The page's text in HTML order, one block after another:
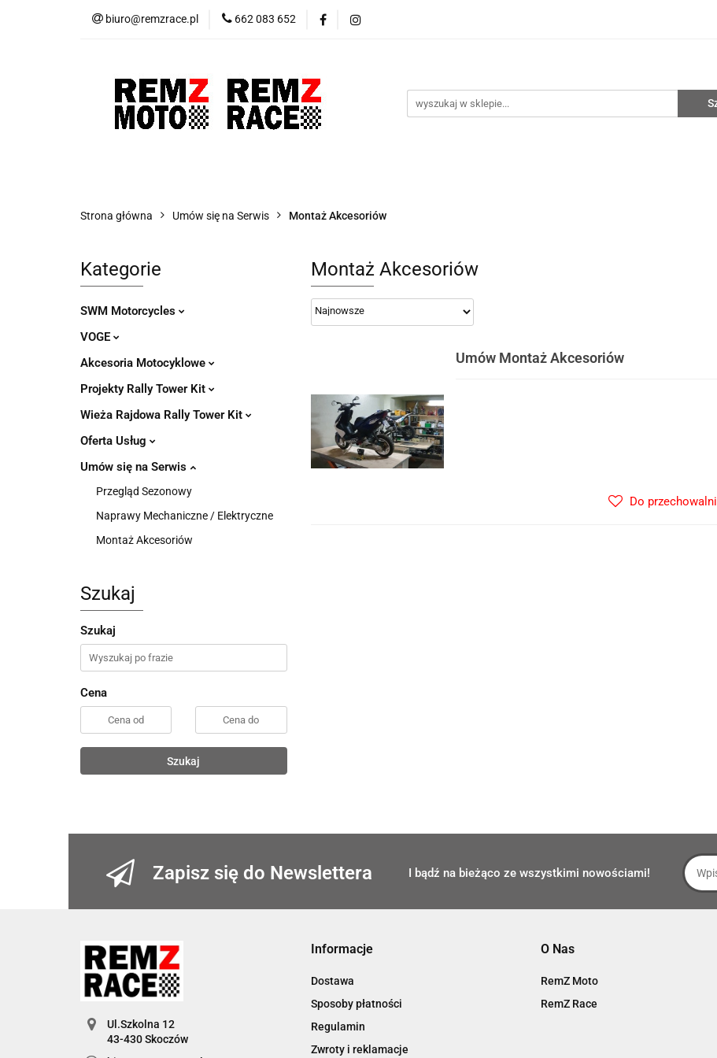
biuro@remzrace.pl 662 083 652
Motocykle RemZ Moto
Promocje
Strona główna Umów się na Serwis Montaż Akcesoriów
Kategorie
SWM Motorcycles
VOGE
Akcesoria Motocyklowe
Projekty Rally Tower Kit
Wieża Rajdowa Rally Tower Kit
Oferta Usług
Umów się na Serwis
Przegląd Sezonowy
Naprawy Mechaniczne / Elektryczne
Montaż Akcesoriów
Szukaj
Szukaj
Cena
Szukaj
Montaż Akcesoriów
Umów Montaż Akcesoriów
Do przechowalni
Zapisz się do Newslettera I bądź na bieżąco ze wszystkimi nowościami!
Ul.Szkolna 12
43-430 Skoczów
Informacje
Dostawa
Sposoby płatności
Regulamin
Zwroty i reklamacje
O Nas
RemZ Moto
RemZ Race